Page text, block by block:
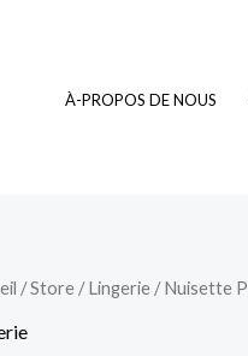
À-PROPOS DE NOUS
/Store /Lingerie / Nuisette
Le
Le